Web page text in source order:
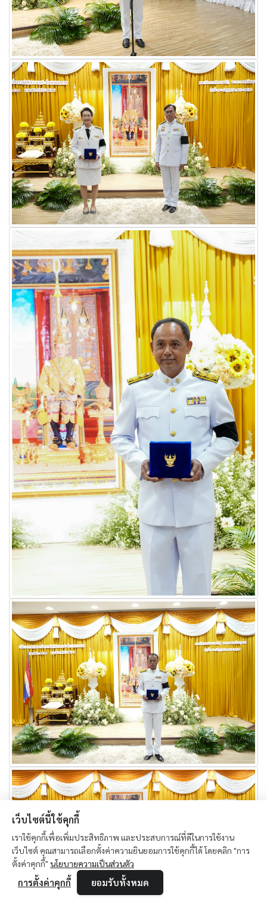
เว็บไซต์นี้ใช้คุกกี้
เราใช้คุกกี้เพื่อเพิ่มประสิทธิภาพ และประสบการณ์ที่ดีในการใช้งาน
เว็บไซต์ คุณสามารถเลือกตั้งค่าความยินยอมการใช้คุกกี้ได้ โดยคลิก "การ
ตั้งค่าคุกกี้" นโยบายความเป็นส่วนตัว
การตั้งค่าคุกกี้ ยอมรับทั้งหมด